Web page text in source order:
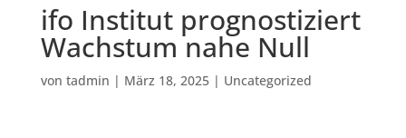
ifo Institut prognostiziert
Wachstum nahe Null
von tadmin | März 18, 2025| Uncategorized